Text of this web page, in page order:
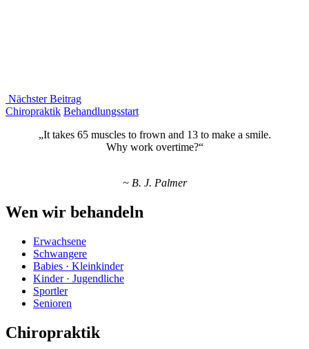
Nächster Beitrag
Nächster
Chiropraktik Behandlungsstart
„It takes 65 muscles to frown and 13 to make a smile.
Why work overtime?“
~ B. J. Palmer
Wen wir behandeln
Erwachsene
Schwangere
Babies · Kleinkinder
Kinder · Jugendliche
Sportler
Senioren
Chiropraktik